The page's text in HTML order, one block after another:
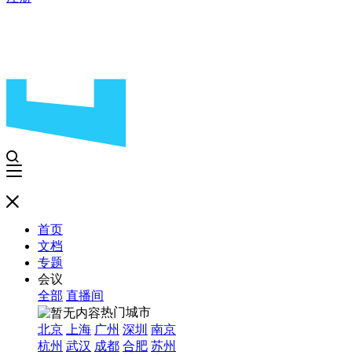
首页
文档
专题
会议
全部 直播间
热门城市
北京
上海 广州 深圳 南京
杭州 武汉 成都 合肥 苏州